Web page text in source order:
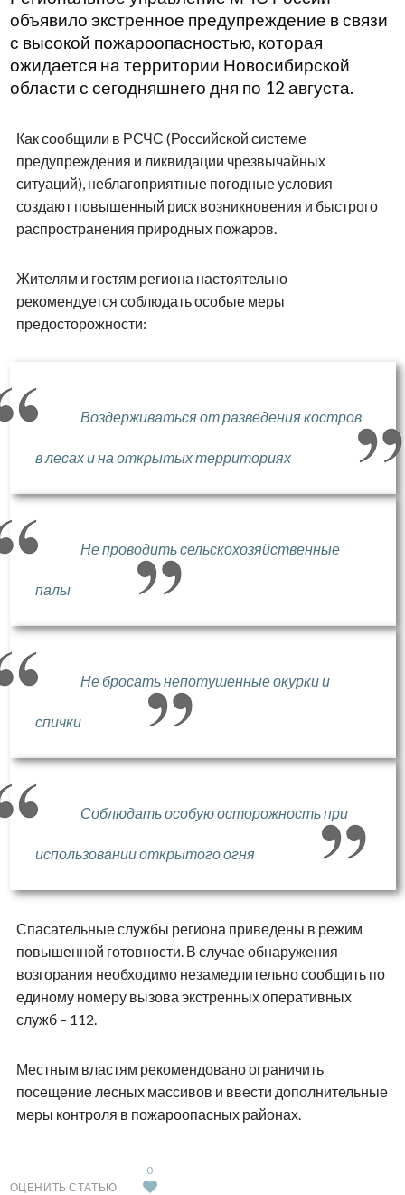
объявило экстренное предупреждение в связи
с высокой пожароопасностью, которая
ожидается на территории Новосибирской
области с сегодняшнего дня по 12 августа.
Как сообщили в РСЧС (Российской системе
предупреждения и ликвидации чрезвычайных
ситуаций), неблагоприятные погодные условия
создают повышенный риск возникновения и быстрого
распространения природных пожаров.
Жителям и гостям региона настоятельно
рекомендуется соблюдать особые меры
предосторожности:
Воздерживаться от разведения костров
в лесах и на открытых территориях
Не проводить сельскохозяйственные
палы
Не бросать непотушенные окурки и
спички
Соблюдать особую осторожность при
использовании открытого огня
Спасательные службы региона приведены в режим
повышенной готовности. В случае обнаружения
возгорания необходимо незамедлительно сообщить по
единому номеру вызова экстренных оперативных
служб – 112.
Местным властям рекомендовано ограничить
посещение лесных массивов и ввести дополнительные
меры контроля в пожароопасных районах.
ОЦЕНИТЬ СТАТЬЮ
0